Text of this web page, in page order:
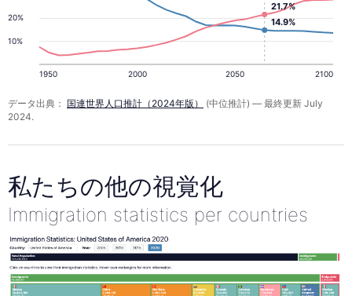
10%
20%
1950 2000 2050 2100
14.9%
21.7%
データ出典： 国連世界人口推計（2024年版）
(中位推計) — 最終更新 July
2024.
私たちの他の視覚化
Immigration statistics per countries